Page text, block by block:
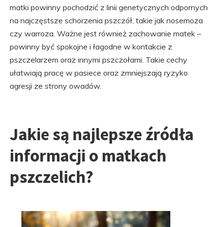
matki powinny pochodzić z linii genetycznych odpornych
na najczęstsze schorzenia pszczół, takie jak nosemoza
czy warroza. Ważne jest również zachowanie matek –
powinny być spokojne i łagodne w kontakcie z
pszczelarzem oraz innymi pszczołami. Takie cechy
ułatwiają pracę w pasiece oraz zmniejszają ryzyko
agresji ze strony owadów.
Jakie są najlepsze źródła
informacji o matkach
pszczelich?